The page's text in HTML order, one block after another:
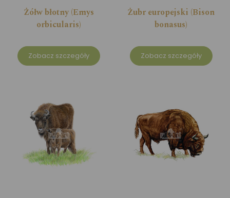
Żółw błotny (Emys
orbicularis)
Zobacz szczegóły
Żubr europejski (Bison
bonasus)
Zobacz szczegóły